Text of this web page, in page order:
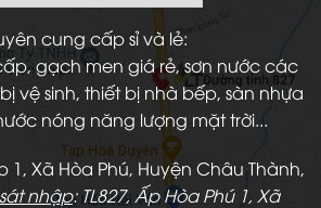
cung cấp sỉ và lẻ:
gạch men giá rẻ, sơn nước các
vệ sinh, thiết bị nhà bếp, sàn nhựa
nóng năng lượng mặt trời...
1, Xã Hòa Phú, Huyện Châu Thành,
nhập: TL827, Ấp Hòa Phú 1, Xã